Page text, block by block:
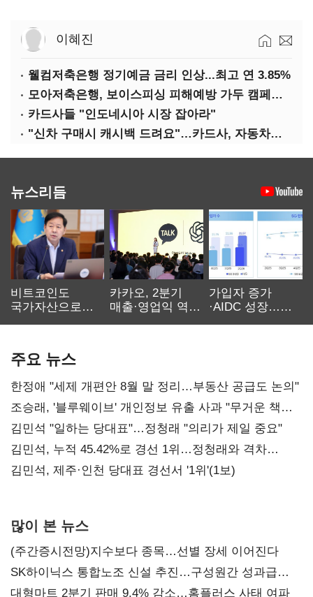
이혜진
웰컴저축은행 정기예금 금리 인상...최고 연 3.85%
모아저축은행, 보이스피싱 피해예방 가두 캠페인 실시
카드사들 "인도네시아 시장 잡아라"
"신차 구매시 캐시백 드려요"…카드사, 자동차금융 마케팅
뉴스리듬
비트코인도
국가자산으로…'
카카오, 2분기
매출·영업익 역대
가입자 증가
·AIDC 성장…
주요 뉴스
한정애 "세제 개편안 8월 말 정리…부동산 공급도 논의"
조승래, '블루웨이브' 개인정보 유출 사과 "무거운 책임
통감"
김민석 "일하는 당대표"…정청래 "의리가 제일 중요"
김민석, 누적 45.42%로 경선 1위…정청래와 격차
0.86%p(2보)
김민석, 제주·인천 당대표 경선서 '1위'(1보)
많이 본 뉴스
(주간증시전망)지수보다 종목…선별 장세 이어진다
SK하이닉스 통합노조 신설 추진…구성원간 성과급
불만 확산
대형마트 2분기 판매 9.4% 감소…홈플러스 사태 여파